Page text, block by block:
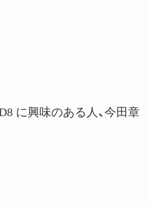
に興味のある人、今田章